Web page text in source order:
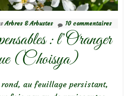
Arbres & Arbustes 10 commentaires
: l’Oranger
(Choisya)
rond, au feuillage persistant,